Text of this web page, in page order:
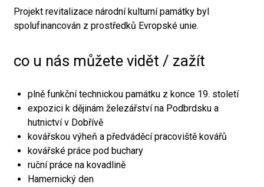
Projekt revitalizace národní kulturní památky byl
spolufinancován z prostředků Evropské unie.
co u nás můžete vidět / zažít
plně funkční technickou památku z konce 19. století
expozici k dějinám železářství na Podbrdsku a
hutnictví v Dobřívě
kovářskou výheň a předváděcí pracoviště kovářů
kovářské práce pod buchary
ruční práce na kovadlině
Hamernický den